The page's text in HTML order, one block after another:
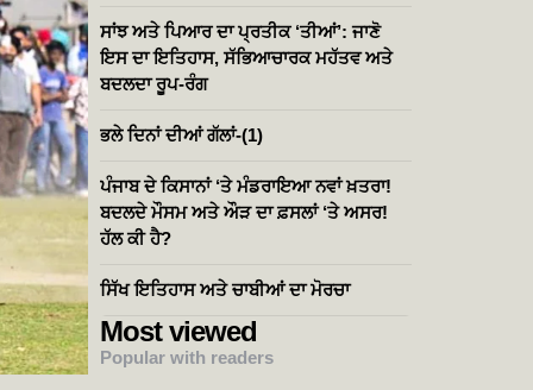
ਸਾਂਝ ਅਤੇ ਪਿਆਰ ਦਾ ਪ੍ਰਤੀਕ ‘ਤੀਆਂ’: ਜਾਣੋ
ਇਸ ਦਾ ਇਤਿਹਾਸ, ਸੱਭਿਆਚਾਰਕ ਮਹੱਤਵ ਅਤੇ
ਬਦਲਦਾ ਰੂਪ-ਰੰਗ
ਭਲੇ ਦਿਨਾਂ ਦੀਆਂ ਗੱਲਾਂ-(1)
ਪੰਜਾਬ ਦੇ ਕਿਸਾਨਾਂ ‘ਤੇ ਮੰਡਰਾਇਆ ਨਵਾਂ ਖ਼ਤਰਾ!
ਬਦਲਦੇ ਮੌਸਮ ਅਤੇ ਔੜ ਦਾ ਫ਼ਸਲਾਂ ‘ਤੇ ਅਸਰ!
ਹੱਲ ਕੀ ਹੈ?
ਸਿੱਖ ਇਤਿਹਾਸ ਅਤੇ ਚਾਬੀਆਂ ਦਾ ਮੋਰਚਾ
Most viewed
Popular with readers